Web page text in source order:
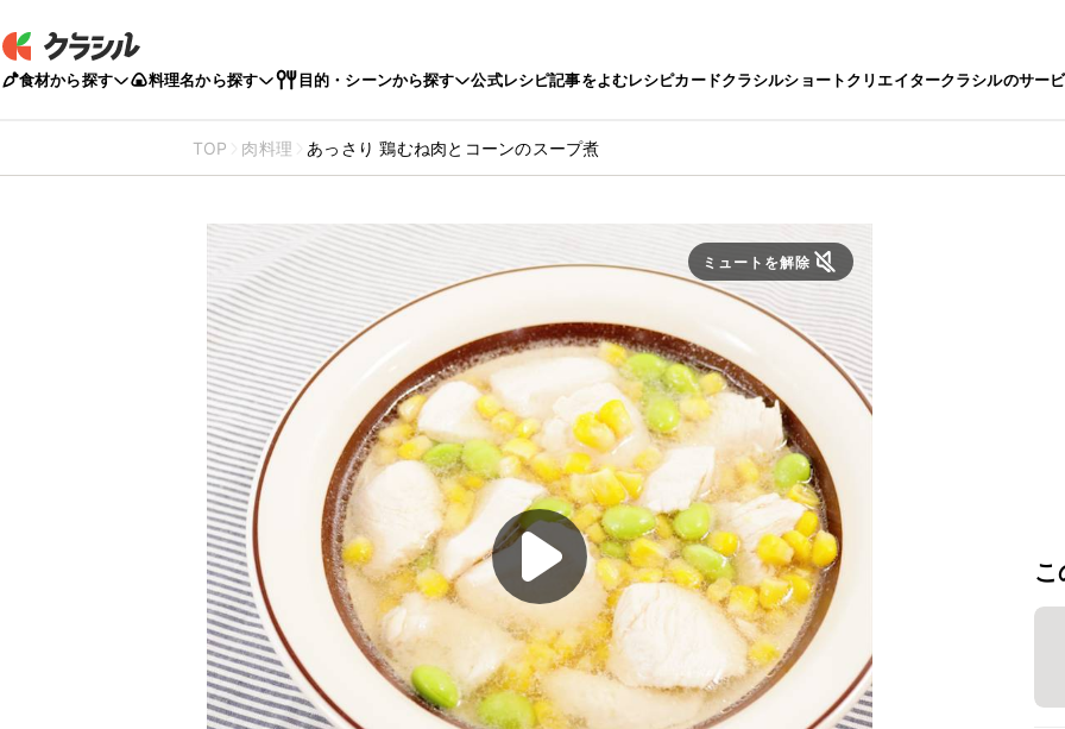
食材から探す 料理名から探す 目的・シーンから探す 公式レシピ記事をよむレシピカードクラシルショートクリエイタークラシルのサー
TOP 肉料理 あっさり 鶏むね肉とコーンのスープ煮
ミュートを解除